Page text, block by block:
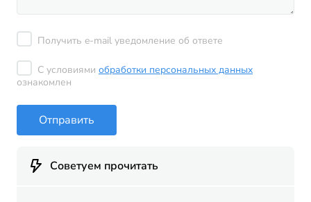
Получить e-mail уведомление об ответе
С условиями обработки персональных данных
ознакомлен
Отправить
Советуем прочитать